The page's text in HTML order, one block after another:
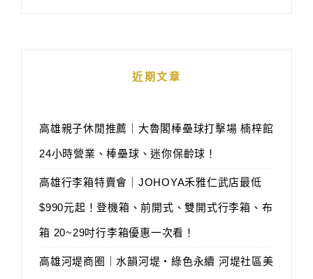
近期文章
高雄親子休閒推薦｜大魯閣棒壘球打擊場 楠梓館
24小時營業、棒壘球、迷你保齡球！
高雄行李箱特賣會｜JOHOYA禾雅仁武店最低
$990元起！登機箱、前開式、雙開式行李箱、布
箱 20~29吋行李箱優惠一次看！
高雄河堤商圈｜水韻河堤‧綠色永續 河堤社區美